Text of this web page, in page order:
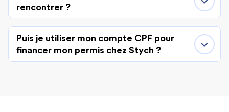
rencontrer ?
Puis je utiliser mon compte CPF pour
financer mon permis chez Stych ?